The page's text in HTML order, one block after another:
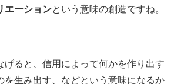
エーションという意味の創造ですね。
げると、信用によって何かを作り出す
を生み出す、などという意味になるか